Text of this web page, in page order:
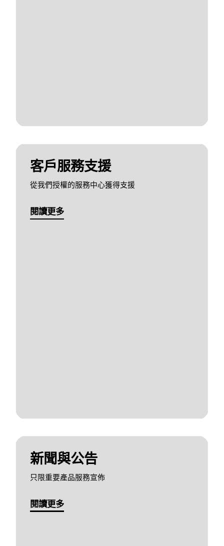
客戶服務支援
從我們授權的服務中心獲得支援
閱讀更多
新聞與公告
只限重要產品服務宣佈
閱讀更多